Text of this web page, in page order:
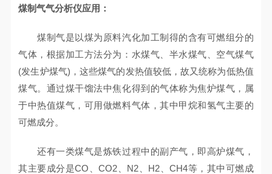
煤制气气分析仪应用：
煤制气是以煤为原料汽化加工制得的含有可燃组分的
气体，根据加工方法分为：水煤气、半水煤气、空气煤气
(发生炉煤气)，这些煤气的发热值较低，故又统称为低热值
煤气。通过煤干馏法中焦化得到的气体称为焦炉煤气，属
于中热值煤气，可用做燃料气体，其中甲烷和氢气主要的
可燃成分。
还有一类煤气是炼铁过程中的副产气，即高炉煤气，
其主要成分是CO、CO2、N2、H2、CH4等，其中可燃成